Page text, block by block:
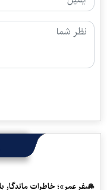
«سفرِ عمر»؛ خاطرات ماندگار